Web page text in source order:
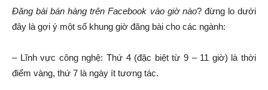
Đăng bài bán hàng trên Facebook vào giờ nào? đừng lo dưới
đây là gợi ý một số khung giờ đăng bài cho các ngành:
– Lĩnh vực công nghệ: Thứ 4 (đặc biệt từ 9 – 11 giờ) là thời
điểm vàng, thứ 7 là ngày ít tương tác.